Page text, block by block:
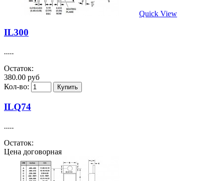
Quick View
IL300
.....
Остаток:
380.00 руб
Кол-во:
ILQ74
.....
Остаток:
Цена договорная